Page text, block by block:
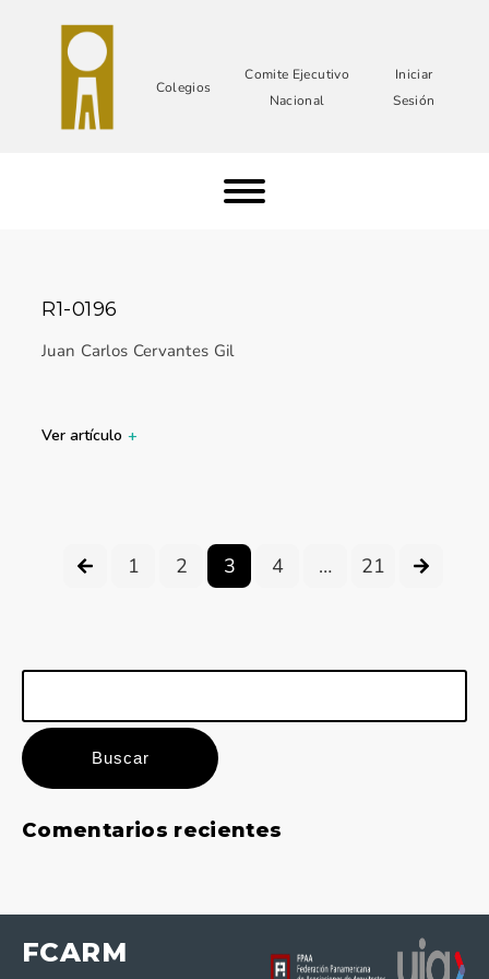
Colegios
Comite Ejecutivo
Nacional
Iniciar
Sesión
R1-0196
Juan Carlos Cervantes Gil
Ver artículo +
1 2 3 4 … 21
Buscar:
Comentarios recientes
FCARM